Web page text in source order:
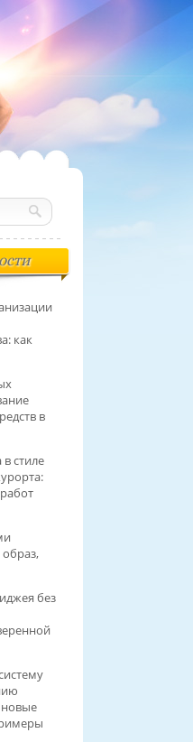
как
в
стиле
образ,
без
новые